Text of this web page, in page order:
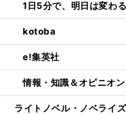
1日5分で、明日は変わ
kotoba
e!集英社
情報・知識＆オピニオ
ライトノベル・ノベライズ